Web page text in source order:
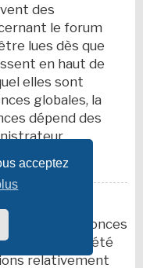
acceptez
des
le forum
lues dès que
en haut de
elles sont
globales, la
dépend des
des annonces
lequel il a été
relativement